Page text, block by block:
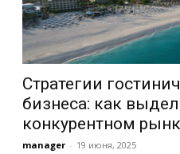
Стратегии
бизнеса: как
конкурентном
manager - 19 июня, 2025